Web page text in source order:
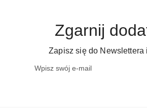
Zgarnij
Zapisz się do Newslettera